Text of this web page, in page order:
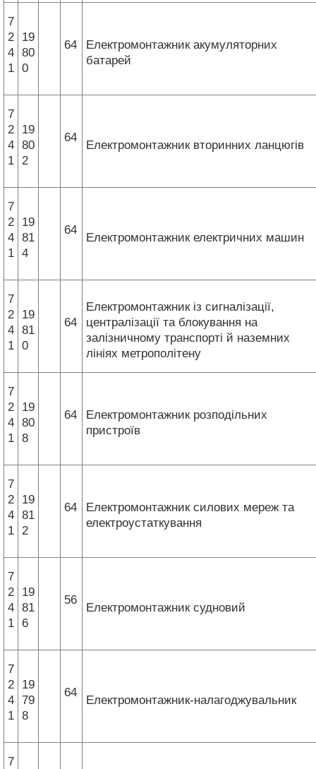
7
2
4
1
19
80
0
64
Електромонтажник акумуляторних
батарей
7
2
4
1
19
80
2
64
Електромонтажник вторинних ланцюгів
7
2
4
1
19
81
4
64
Електромонтажник електричних машин
7
2
4
1
19
81
0
64
Електромонтажник із сигналізації,
централізації та блокування на
залізничному транспорті й наземних
лініях метрополітену
7
2
4
1
19
80
8
64
Електромонтажник розподільних
пристроїв
7
2
4
1
19
81
2
64
Електромонтажник силових мереж та
електроустаткування
7
2
4
1
19
81
6
56
Електромонтажник судновий
7
2
4
1
19
79
8
64
Електромонтажник-налагоджувальник
7